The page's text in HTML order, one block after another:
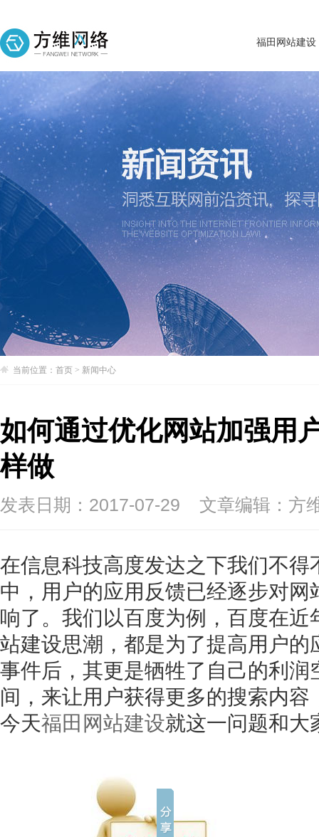
福田网站建设
当前位置： 首页 > 新闻中心
如何通过优化网站加强用
样做
发表日期：2017-07-29 文章编辑：方
在信息科技高度发达之下我们不
中，用户的应用反馈已经逐步对
响了。我们以百度为例，百度在
站建设思潮，都是为了提高用户
事件后，其更是牺牲了自己的利
间，来让用户获得更多的搜索内
今天福田网站建设就这一问题和大